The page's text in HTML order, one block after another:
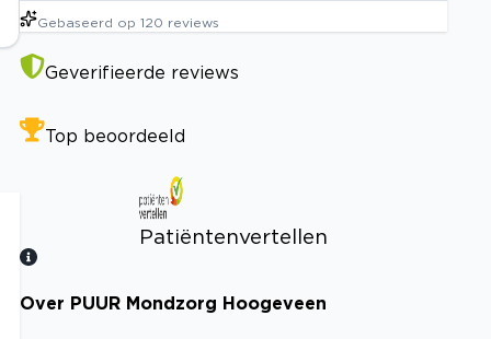
Gebaseerd op 120 reviews
Geverifieerde reviews
Top beoordeeld
Patiëntenvertellen
Bekijk certificaat
Over PUUR Mondzorg Hoogeveen